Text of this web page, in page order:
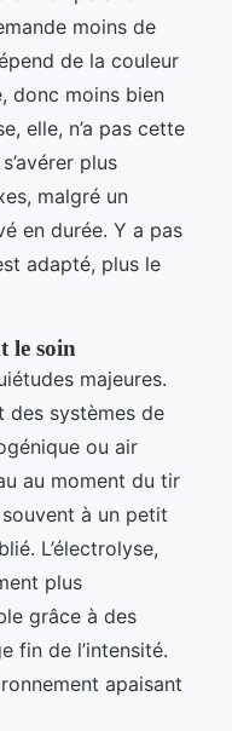
moins de
de la couleur
donc moins bien
elle, n’a pas cette
plus
malgré un
en durée. Y a pas
adapté, plus le
le soin
majeures.
des systèmes de
ou air
au moment du tir
à un petit
L’électrolyse,
plus
grâce à des
fin de l’intensité.
apaisant